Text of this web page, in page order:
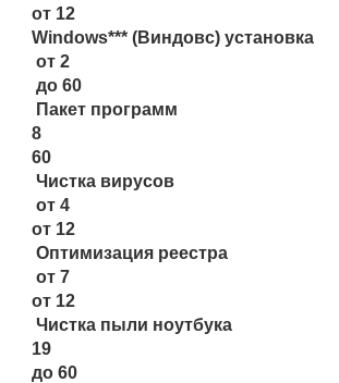
от 12
Windows*** (Виндовс) установка
от 2
до 60
Пакет программ
8
60
Чистка вирусов
от 4
от 12
Оптимизация реестра
от 7
от 12
Чистка пыли ноутбука
19
до 60